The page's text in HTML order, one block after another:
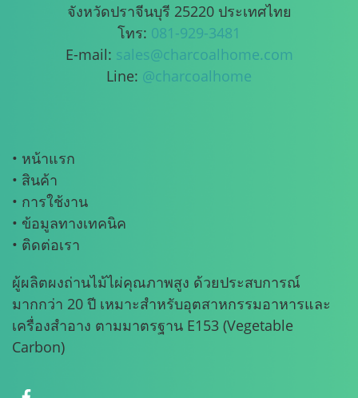
จังหวัดปราจีนบุรี 25220 ประเทศไทย
โทร: 081-929-3481
E-mail: sales@charcoalhome.com
Line: @charcoalhome
• หน้าแรก
• สินค้า
• การใช้งาน
• ข้อมูลทางเทคนิค
• ติดต่อเรา
ผู้ผลิตผงถ่านไม้ไผ่คุณภาพสูง ด้วยประสบการณ์
มากกว่า 20 ปี เหมาะสำหรับอุตสาหกรรมอาหารและ
เครื่องสำอาง ตามมาตรฐาน E153 (Vegetable
Carbon)